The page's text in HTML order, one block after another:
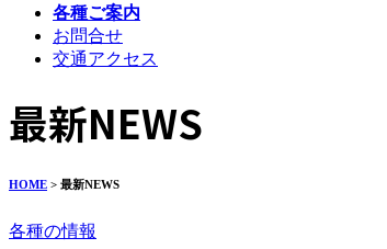
各種ご案内
お問合せ
交通アクセス
最新NEWS
HOME > 最新NEWS
各種の情報